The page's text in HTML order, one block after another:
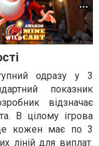
одразу у 3
показник
відзначає
В цілому ігрова
кожен має по 3
ліній для виплат.